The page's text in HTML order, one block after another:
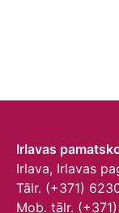
Irlavas
Irlava, Irlavas
Tālr. (+371)
Mob. tālr.